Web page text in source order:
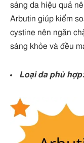
sáng da hiệu quả
Arbutin giúp kiểm
cystine nên ngăn
sáng khỏe và đều
Loại da phù hợp: